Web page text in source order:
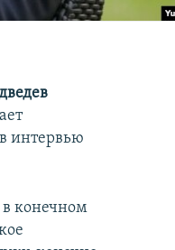
интервью
конечном